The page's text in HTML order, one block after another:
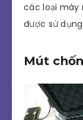
các loại máy
được sử
Mút